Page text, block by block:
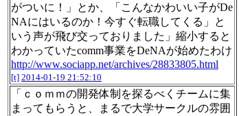
がついに！」とか、「こんなかわいい子がDe
NAにはいるのか！今すぐ転職してくる」と
いう声が飛び交っておりました」縮小すると
わかっていたcomm事業をDeNAが始めたわけ
http://www.sociapp.net/archives/28833805.html
[t] 2014-01-19 21:52:10
「ｃｏｍｍの開発体制を探るべくチームに集
まってもらうと、まるで大学サークルの雰囲